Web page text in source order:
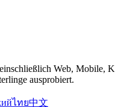
Web, Mobile,
ausprobiert.
ไทย中文